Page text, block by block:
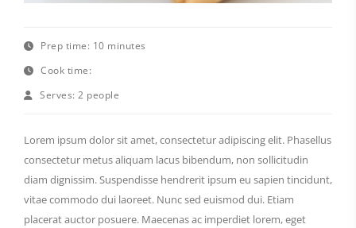
Prep time: 10 minutes
Cook time:
Serves: 2 people
Lorem ipsum dolor sit amet, consectetur adipiscing elit. Phasellus
consectetur metus aliquam lacus bibendum, non sollicitudin
diam dignissim. Suspendisse hendrerit ipsum eu sapien tincidunt,
vitae commodo dui laoreet. Nunc sed euismod dui. Etiam
placerat auctor posuere. Maecenas ac imperdiet lorem, eget